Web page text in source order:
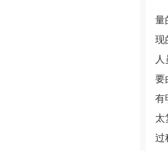
量
现
要
有
太
过